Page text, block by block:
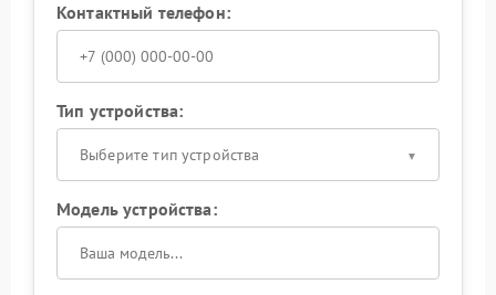
Контактный телефон:
Тип устройства:
Выберите тип устройства
Модель устройства: